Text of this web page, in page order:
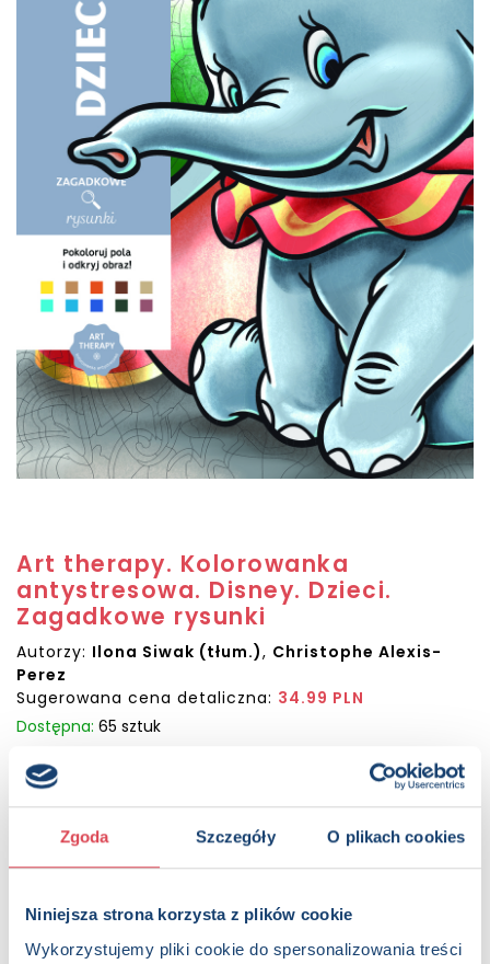
Zgoda Szczegóły O plikach cookies
Niniejsza strona korzysta z plików cookie
Wykorzystujemy pliki cookie do spersonalizowania treści
Art therapy. Kolorowanka
antystresowa. Disney. Dzieci.
Zagadkowe rysunki
Autorzy: Ilona Siwak (tłum.), Christophe Alexis-
Perez
Sugerowana cena detaliczna: 34.99 PLN
Dostępna: 65 sztuk
KUP NA SWIATKSIAZKI.PL
KUP NA KSIAZKI.PL
OPIS
nostalgiczną podróż w czasie. Ta antystresowa